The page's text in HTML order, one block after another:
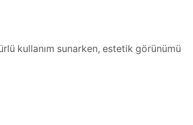
kullanım sunarken, estetik görünümü